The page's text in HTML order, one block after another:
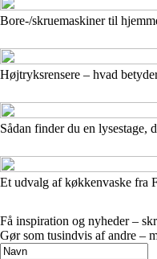
Bore-/skruemaskiner til
Højtryksrensere – hvad
Sådan finder du en lysestage,
Et udvalg af køkkenvaske fra
Få inspiration og nyheder –
Gør som tusindvis af andre –